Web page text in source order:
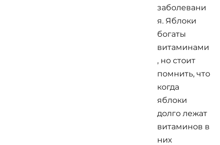
заболевани
я. Яблоки
богаты
витаминами
, но стоит
помнить, что
когда
яблоки
долго лежат
витаминов в
них